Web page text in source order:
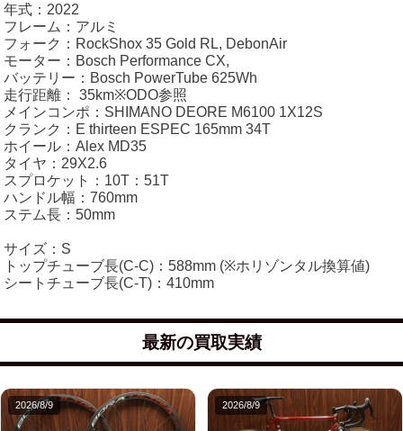
年式：2022
フレーム：アルミ
フォーク：RockShox 35 Gold RL, DebonAir
モーター：Bosch Performance CX,
バッテリー：Bosch PowerTube 625Wh
走行距離： 35km※ODO参照
メインコンポ：SHIMANO DEORE M6100 1X12S
クランク：E thirteen ESPEC 165mm 34T
ホイール：Alex MD35
タイヤ：29X2.6
スプロケット：10T：51T
ハンドル幅：760mm
ステム長：50mm
サイズ：S
トップチューブ長(C-C)：588mm (※ホリゾンタル換算値)
シートチューブ長(C-T)：410mm
最新の買取実績
2026/8/9 2026/8/9